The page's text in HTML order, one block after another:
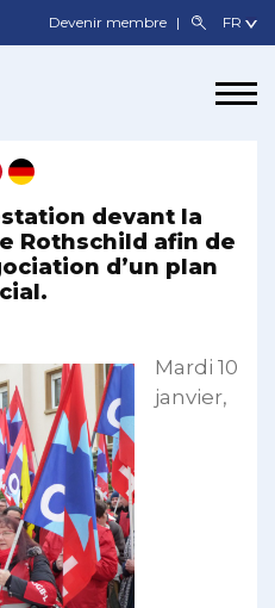
Devenir membre
devant la
Rothschild afin de
d’un plan
Mardi 10
janvier,